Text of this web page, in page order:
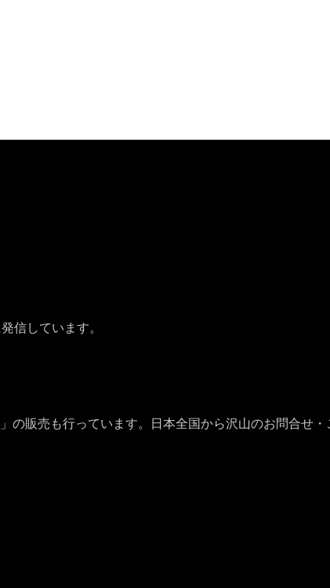
信しています。
販売も行っています。日本全国から沢山のお問合せ